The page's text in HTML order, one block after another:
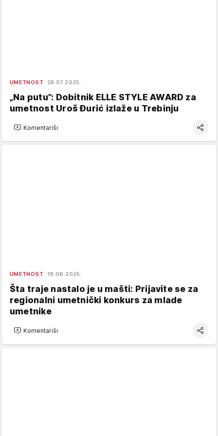
UMETNOST 28.07.2025.
„Na putu”: Dobitnik ELLE STYLE AWARD za
umetnost Uroš Đurić izlaže u Trebinju
Komentariši
UMETNOST 19.06.2025.
Šta traje nastalo je u mašti: Prijavite se za
regionalni umetnički konkurs za mlade
umetnike
Komentariši